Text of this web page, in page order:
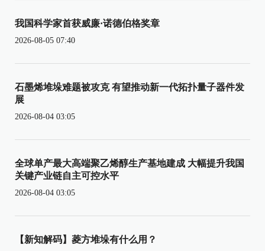
我国科学家首获威廉·诺德伯格奖章
2026-08-05 07:40
石墨烯堆垛难题被攻克 有望推动新一代拓扑量子器件发
展
2026-08-04 03:05
全球单产最大高端聚乙烯醇生产基地建成 大幅提升我国
关键产业链自主可控水平
2026-08-04 03:05
【新知解码】菱方堆垛有什么用？